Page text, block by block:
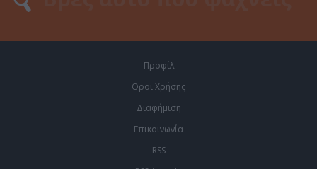
Προφίλ
Οροι Χρήσης
Διαφήμιση
Επικοινωνία
RSS